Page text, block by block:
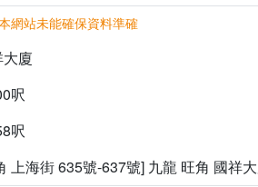
網站未能確保資料準確
廈
呎
呎
上海街 635號-637號] 九龍 旺角 國祥